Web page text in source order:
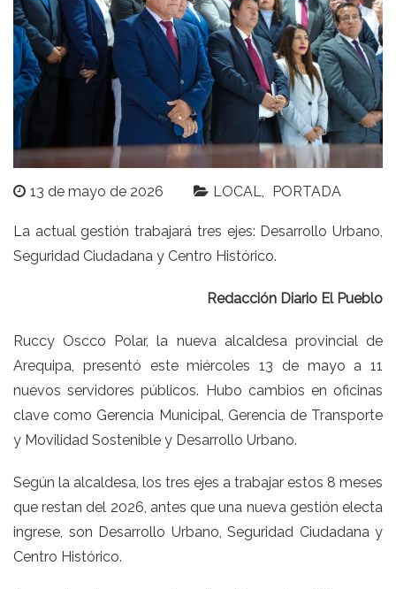
13 de mayo de 2026 LOCAL PORTADA
La actual gestión trabajará tres ejes: Desarrollo Urbano,
Seguridad Ciudadana y Centro Histórico.
Redacción Diario El Pueblo
Ruccy Oscco Polar, la nueva alcaldesa provincial de
Arequipa, presentó este miércoles 13 de mayo a 11
nuevos servidores públicos. Hubo cambios en oficinas
clave como Gerencia Municipal, Gerencia de Transporte
y Movilidad Sostenible y Desarrollo Urbano.
Según la alcaldesa, los tres ejes a trabajar estos 8 meses
que restan del 2026, antes que una nueva gestión electa
ingrese, son Desarrollo Urbano, Seguridad Ciudadana y
Centro Histórico.